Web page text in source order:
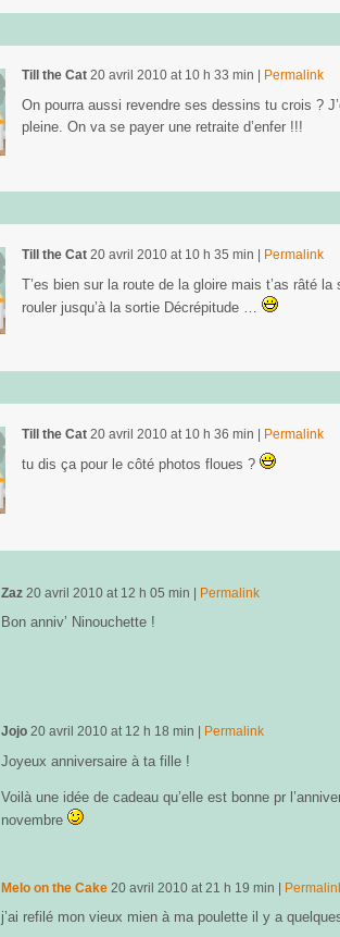
Till the Cat 20 avril 2010 at 10 h 33 min Permalink
On pourra aussi revendre ses dessins tu crois ?
pleine. On va se payer une retraite d’enfer !!!
Till the Cat 20 avril 2010 at 10 h 35 min Permalink
T’es bien sur la route de la gloire mais t’as râté la
rouler jusqu’à la sortie Décrépitude …
Till the Cat 20 avril 2010 at 10 h 36 min | Permalink
tu dis ça pour le côté photos floues ?
Zaz 20 avril 2010 at 12 h 05 min | Permalink
Bon anniv’ Ninouchette !
Jojo 20 avril 2010 at 12 h 18 min Permalink
Joyeux anniversaire à ta fille !
Voilà une idée de cadeau qu’elle est bonne pr
novembre
Melo on the Cake 20 avril 2010 at 21 h 19 min |
j’ai refilé mon vieux mien à ma poulette il y a